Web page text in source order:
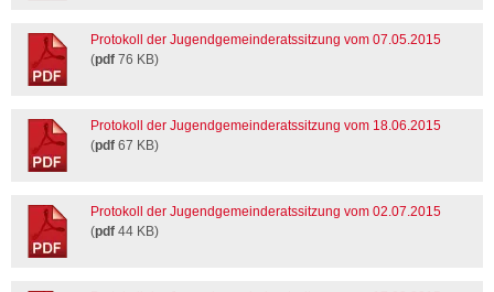
Protokoll der Jugendgemeinderatssitzung vom 07.05.2015
(pdf 76 KB)
Protokoll der Jugendgemeinderatssitzung vom 18.06.2015
(pdf 67 KB)
Protokoll der Jugendgemeinderatssitzung vom 02.07.2015
(pdf 44 KB)